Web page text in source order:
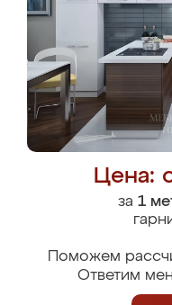
Цена:
за 1
Поможем
Ответим